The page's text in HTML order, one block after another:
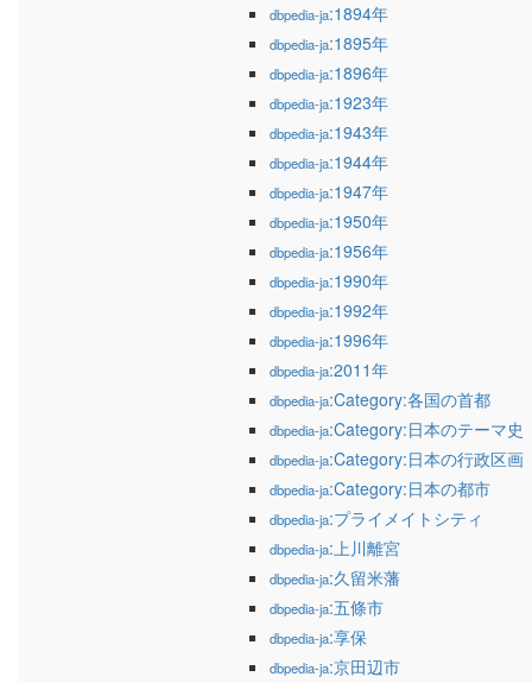
dbpedia-ja:1894年
dbpedia-ja:1895年
dbpedia-ja:1896年
dbpedia-ja:1923年
dbpedia-ja:1943年
dbpedia-ja:1944年
dbpedia-ja:1947年
dbpedia-ja:1950年
dbpedia-ja:1956年
dbpedia-ja:1990年
dbpedia-ja:1992年
dbpedia-ja:1996年
dbpedia-ja:2011年
dbpedia-ja:Category:各国の首都
dbpedia-ja:Category:日本のテーマ史
dbpedia-ja:Category:日本の行政区画
dbpedia-ja:Category:日本の都市
dbpedia-ja:プライメイトシティ
dbpedia-ja:上川離宮
dbpedia-ja:久留米藩
dbpedia-ja:五條市
dbpedia-ja:享保
dbpedia-ja:京田辺市